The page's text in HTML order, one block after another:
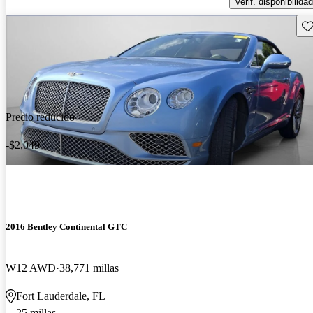
Precio reducido
-$2,049
2016 Bentley Continental GTC
W12 AWD 38,771 millas
Fort Lauderdale, FL